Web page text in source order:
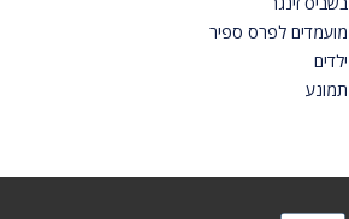
מועמדים לפרס ספיר
ילדים
תמונע